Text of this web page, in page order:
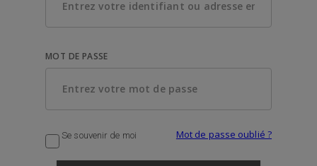
MOT DE PASSE
Se souvenir de moi Mot de passe oublié ?